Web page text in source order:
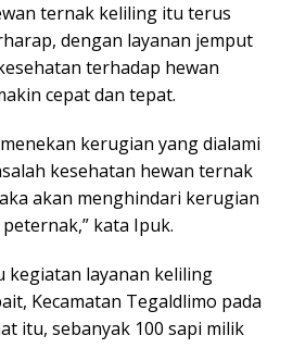
ternak keliling itu terus
dengan layanan jemput
terhadap hewan
cepat dan tepat.
kerugian yang dialami
kesehatan hewan ternak
akan menghindari kerugian
kata Ipuk.
kegiatan layanan keliling
Kecamatan Tegaldlimo pada
itu, sebanyak 100 sapi milik